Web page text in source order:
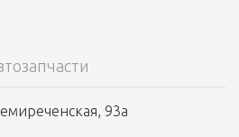
93а